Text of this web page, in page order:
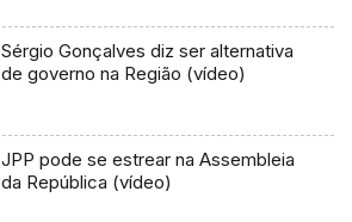
Sérgio Gonçalves diz ser alternativa
de governo na Região (vídeo)
JPP pode se estrear na Assembleia
da República (vídeo)